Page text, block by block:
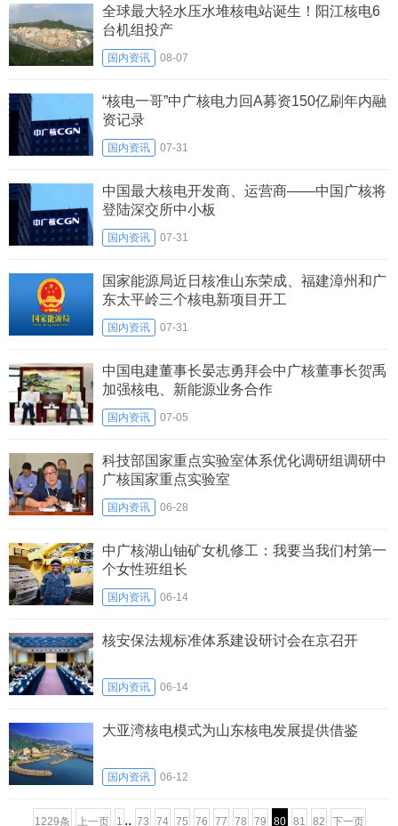
全球最大轻水压水堆核电站诞生！阳江核电6
台机组投产
国内资讯 08-07
“核电一哥”中广核电力回A募资150亿刷年内融
资记录
国内资讯 07-31
中国最大核电开发商、运营商——中国广核将
登陆深交所中小板
国内资讯 07-31
国家能源局近日核准山东荣成、福建漳州和广
东太平岭三个核电新项目开工
国内资讯 07-31
中国电建董事长晏志勇拜会中广核董事长贺禹
加强核电、新能源业务合作
国内资讯 07-05
科技部国家重点实验室体系优化调研组调研中
广核国家重点实验室
国内资讯 06-28
中广核湖山铀矿女机修工：我要当我们村第一
个女性班组长
国内资讯 06-14
核安保法规标准体系建设研讨会在京召开
国内资讯 06-14
大亚湾核电模式为山东核电发展提供借鉴
国内资讯 06-12
1229条 上一页 1 .. 73 74 75 76 77 78 79 80 81 82 下一页